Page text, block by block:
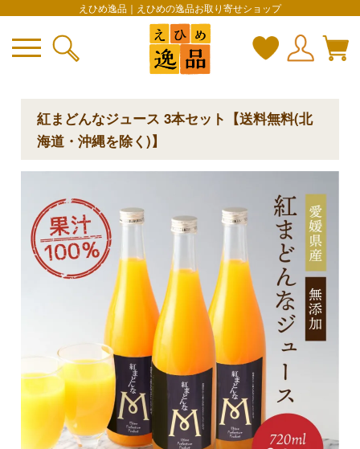
えひめ逸品｜えひめの逸品お取り寄せショップ
紅まどんなジュース 3本セット【送料無料(北
海道・沖縄を除く)】